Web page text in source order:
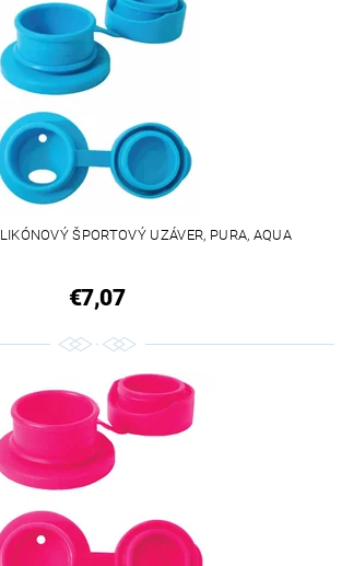
ŠPORTOVÝ UZÁVER, PURA, AQUA
€7,07